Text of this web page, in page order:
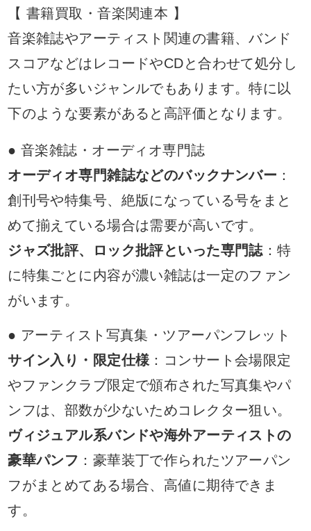
【 書籍買取・音楽関連本 】
音楽雑誌やアーティスト関連の書籍、バンド
スコアなどはレコードやCDと合わせて処分し
たい方が多いジャンルでもあります。特に以
下のような要素があると高評価となります。
● 音楽雑誌・オーディオ専門誌
オーディオ専門雑誌などのバックナンバー ：
創刊号や特集号、絶版になっている号をまと
めて揃えている場合は需要が高いです。
ジャズ批評、ロック批評といった専門誌：特
に特集ごとに内容が濃い雑誌は一定のファン
がいます。
● アーティスト写真集・ツアーパンフレット
サイン入り・限定仕様 ：コンサート会場限定
やファンクラブ限定で頒布された写真集やパ
ンフは、部数が少ないためコレクター狙い。
ヴィジュアル系バンドや海外アーティストの
豪華パンフ ：豪華装丁で作られたツアーパン
フがまとめてある場合、高値に期待できま
す。